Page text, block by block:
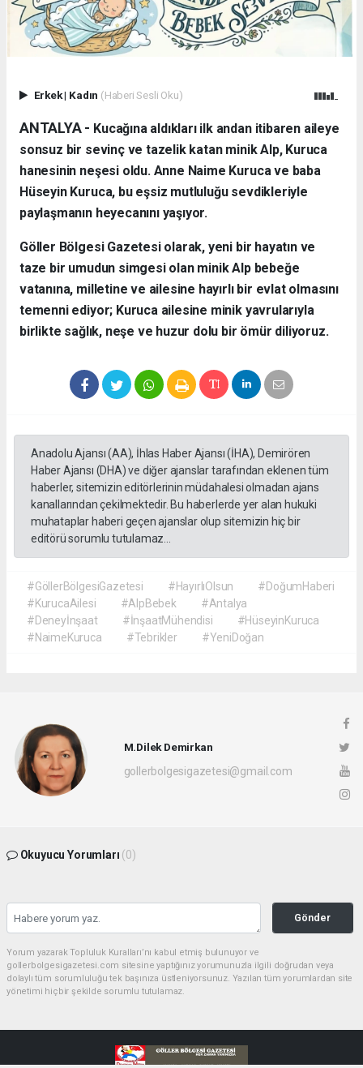
Erkek| Kadın (Haberi Sesli Oku)
ANTALYA - ​ Kucağına aldıkları ilk andan itibaren aileye
sonsuz bir sevinç ve tazelik katan minik Alp, Kuruca
hanesinin neşesi oldu. Anne Naime Kuruca ve baba
Hüseyin Kuruca, bu eşsiz mutluluğu sevdikleriyle
paylaşmanın heyecanını yaşıyor.
​Göller Bölgesi Gazetesi olarak, yeni bir hayatın ve
taze bir umudun simgesi olan minik Alp bebeğe
vatanına, milletine ve ailesine hayırlı bir evlat olmasını
temenni ediyor; Kuruca ailesine minik yavrularıyla
birlikte sağlık, neşe ve huzur dolu bir ömür diliyoruz.
Anadolu Ajansı (AA), İhlas Haber Ajansı (İHA), Demirören
Haber Ajansı (DHA) ve diğer ajanslar tarafından eklenen tüm
haberler, sitemizin editörlerinin müdahalesi olmadan ajans
kanallarından çekilmektedir. Bu haberlerde yer alan hukuki
muhataplar haberi geçen ajanslar olup sitemizin hiç bir
editörü sorumlu tutulamaz...
#GöllerBölgesiGazetesi #HayırlıOlsun
#DoğumHaberi
#KurucaAilesi
#AlpBebek
#Antalya
#Deneyİnşaat
#İnşaatMühendisi
#HüseyinKuruca
#NaimeKuruca
#Tebrikler #YeniDoğan
M.Dilek Demirkan
gollerbolgesigazetesi@gmail.com
Okuyucu Yorumları (0)
Gönder
Yorum yazarak Topluluk Kuralları’nı kabul etmiş bulunuyor ve
gollerbolgesigazetesi.com sitesine yaptığınız yorumunuzla ilgili doğrudan veya
dolaylı tüm sorumluluğu tek başınıza üstleniyorsunuz. Yazılan tüm yorumlardan site
yönetimi hiçbir şekilde sorumlu tutulamaz.